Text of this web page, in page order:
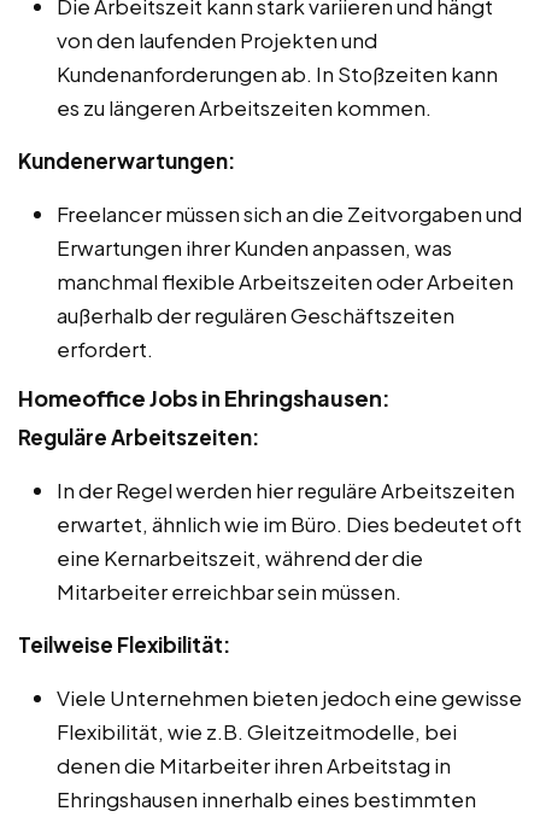
Die Arbeitszeit kann stark variieren und hängt
von den laufenden Projekten und
Kundenanforderungen ab. In Stoßzeiten kann
es zu längeren Arbeitszeiten kommen.
Kundenerwartungen:
Freelancer müssen sich an die Zeitvorgaben und
Erwartungen ihrer Kunden anpassen, was
manchmal flexible Arbeitszeiten oder Arbeiten
außerhalb der regulären Geschäftszeiten
erfordert.
Homeoffice Jobs in Ehringshausen:
Reguläre Arbeitszeiten:
In der Regel werden hier reguläre Arbeitszeiten
erwartet, ähnlich wie im Büro. Dies bedeutet oft
eine Kernarbeitszeit, während der die
Mitarbeiter erreichbar sein müssen.
Teilweise Flexibilität:
Viele Unternehmen bieten jedoch eine gewisse
Flexibilität, wie z.B. Gleitzeitmodelle, bei
denen die Mitarbeiter ihren Arbeitstag in
Ehringshausen innerhalb eines bestimmten